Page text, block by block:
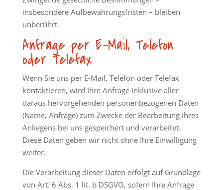
insbesondere Aufbewahrungsfristen – bleiben
unberührt.
Anfrage per E-Mail, Telefon
oder Telefax
Wenn Sie uns per E-Mail, Telefon oder Telefax
kontaktieren, wird Ihre Anfrage inklusive aller
daraus hervorgehenden personenbezogenen Daten
(Name, Anfrage) zum Zwecke der Bearbeitung Ihres
Anliegens bei uns gespeichert und verarbeitet.
Diese Daten geben wir nicht ohne Ihre Einwilligung
weiter.
Die Verarbeitung dieser Daten erfolgt auf Grundlage
von Art. 6 Abs. 1 lit. b DSGVO, sofern Ihre Anfrage